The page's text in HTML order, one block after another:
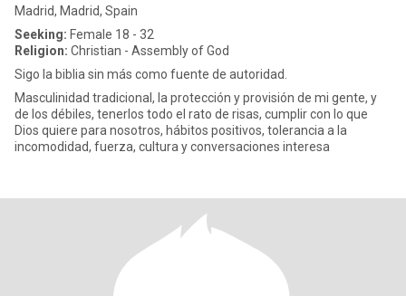
Madrid, Madrid, Spain
Seeking: Female 18 - 32
Religion: Christian - Assembly of God
Sigo la biblia sin más como fuente de autoridad.
Masculinidad tradicional, la protección y provisión de mi gente, y
de los débiles, tenerlos todo el rato de risas, cumplir con lo que
Dios quiere para nosotros, hábitos positivos, tolerancia a la
incomodidad, fuerza, cultura y conversaciones interesa